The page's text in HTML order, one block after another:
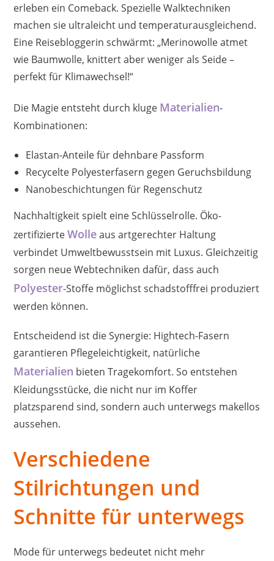
erleben ein Comeback. Spezielle Walktechniken
machen sie ultraleicht und temperaturausgleichend.
Eine Reisebloggerin schwärmt: „Merinowolle atmet
wie Baumwolle, knittert aber weniger als Seide –
perfekt für Klimawechsel!“
Die Magie entsteht durch kluge Materialien-
Kombinationen:
Elastan-Anteile für dehnbare Passform
Recycelte Polyesterfasern gegen Geruchsbildung
Nanobeschichtungen für Regenschutz
Nachhaltigkeit spielt eine Schlüsselrolle. Öko-
zertifizierteWolleaus artgerechter Haltung
verbindet Umweltbewusstsein mit Luxus. Gleichzeitig
sorgen neue Webtechniken dafür, dass auch
Polyester-Stoffe möglichst schadstofffrei produziert
werden können.
Entscheidend ist die Synergie: Hightech-Fasern
garantieren Pflegeleichtigkeit, natürliche
Materialien bieten Tragekomfort. So entstehen
Kleidungsstücke, die nicht nur im Koffer
platzsparend sind, sondern auch unterwegs makellos
aussehen.
Verschiedene
Stilrichtungen und
Schnitte für unterwegs
Mode für unterwegs bedeutet nicht mehr